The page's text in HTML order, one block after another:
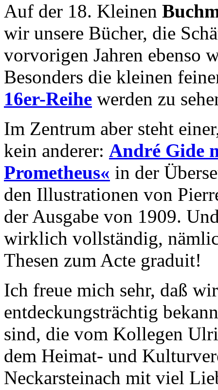
Auf der 18. Kleinen
wir unsere Bücher, die
vorvorigen Jahren ebenso
Besonders die kleinen
16er-Reihe werden zu
Im Zentrum aber steht
kein anderer: André Gide
Prometheus« in der
den Illustrationen von
der Ausgabe von 1909.
wirklich vollständig,
Thesen zum Acte graduit!
Ich freue mich sehr, daß
entdeckungsträchtig
sind, die vom Kollegen
dem Heimat- und
Neckarsteinach mit viel